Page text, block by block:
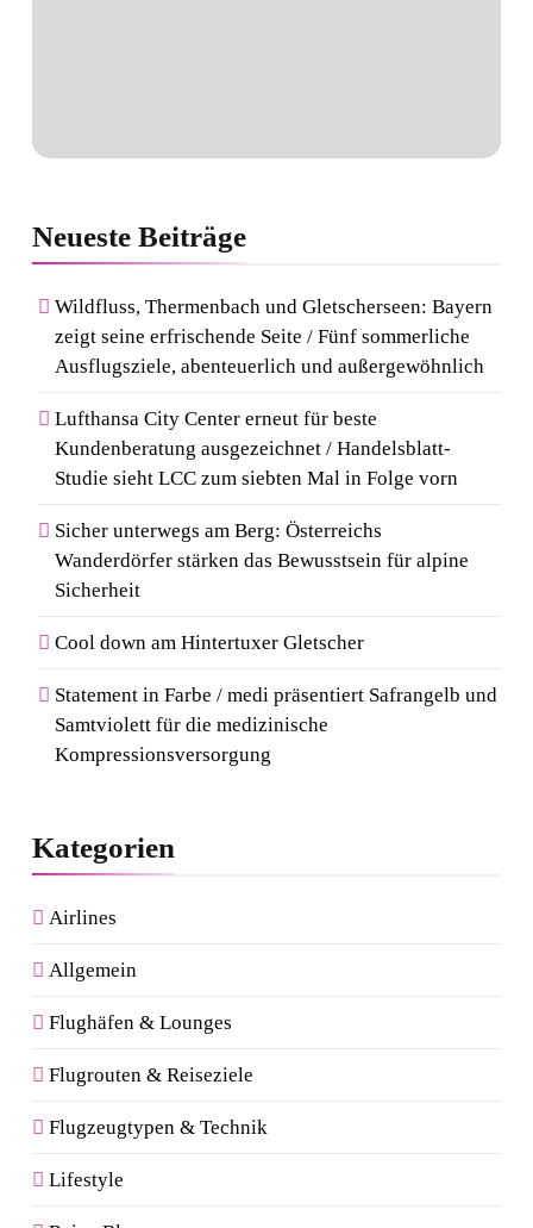
Neueste Beiträge
Wildfluss, Thermenbach und Gletscherseen: Bayern
zeigt seine erfrischende Seite / Fünf sommerliche
Ausflugsziele, abenteuerlich und außergewöhnlich
Lufthansa City Center erneut für beste
Kundenberatung ausgezeichnet / Handelsblatt-
Studie sieht LCC zum siebten Mal in Folge vorn
Sicher unterwegs am Berg: Österreichs
Wanderdörfer stärken das Bewusstsein für alpine
Sicherheit
Cool down am Hintertuxer Gletscher
Statement in Farbe / medi präsentiert Safrangelb und
Samtviolett für die medizinische
Kompressionsversorgung
Kategorien
Airlines
Allgemein
Flughäfen & Lounges
Flugrouten & Reiseziele
Flugzeugtypen & Technik
Lifestyle